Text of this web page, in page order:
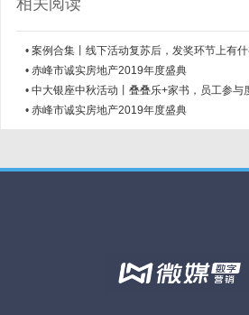
相关阅读
• 案例合集丨线下活动复苏后，发奖环节上有什
• 赤峰市诚实房地产2019年度盛典
• 中大银座中秋活动丨叠叠乐+家书，员工参与
• 赤峰市诚实房地产2019年度盛典